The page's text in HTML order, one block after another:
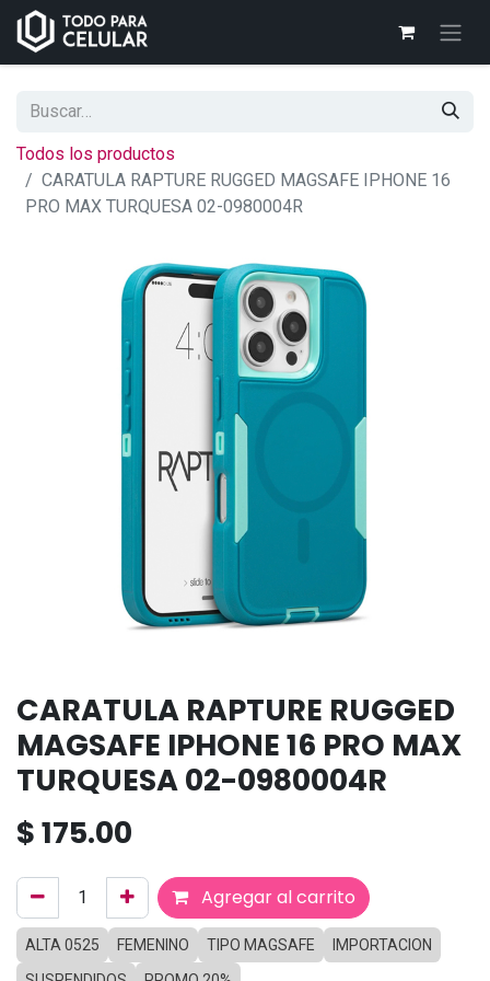
Todos los productos
CARATULA RAPTURE RUGGED MAGSAFE IPHONE 16
PRO MAX TURQUESA 02-0980004R
CARATULA RAPTURE RUGGED
MAGSAFE IPHONE 16 PRO MAX
TURQUESA 02-0980004R
$175.00
Agregar al carrito
ALTA 0525 FEMENINO TIPO MAGSAFE
IMPORTACION